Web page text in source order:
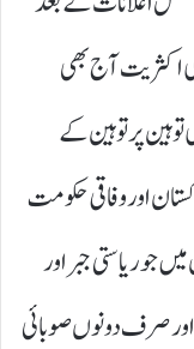
اکثریت آج بھی
پر توہین کے
اور وفاقی حکومت
جو ریاستی جبر اور
صرف دونوں صوبائی